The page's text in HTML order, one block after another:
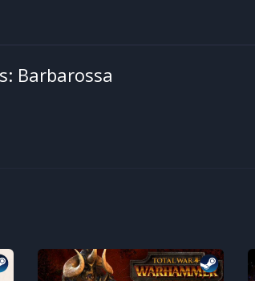
Barbarossa